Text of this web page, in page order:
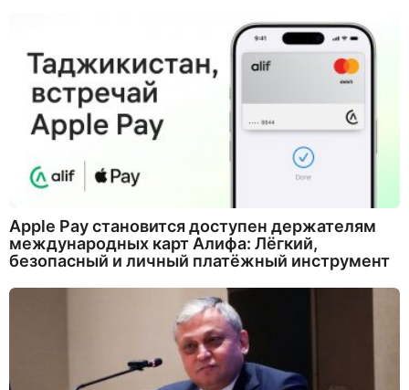
Apple Pay становится доступен держателям
международных карт Алифа: Лёгкий,
безопасный и личный платёжный инструмент